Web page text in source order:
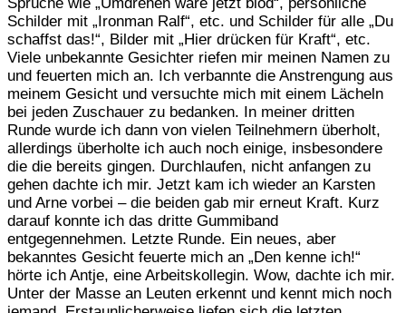
Schilder mit „Ironman Ralf“, etc. und Schilder für alle „Du
schaffst das!“, Bilder mit „Hier drücken für Kraft“, etc.
Viele unbekannte Gesichter riefen mir meinen Namen zu
und feuerten mich an. Ich verbannte die Anstrengung aus
meinem Gesicht und versuchte mich mit einem Lächeln
bei jeden Zuschauer zu bedanken. In meiner dritten
Runde wurde ich dann von vielen Teilnehmern überholt,
allerdings überholte ich auch noch einige, insbesondere
die die bereits gingen. Durchlaufen, nicht anfangen zu
gehen dachte ich mir. Jetzt kam ich wieder an Karsten
und Arne vorbei – die beiden gab mir erneut Kraft. Kurz
darauf konnte ich das dritte Gummiband
entgegennehmen. Letzte Runde. Ein neues, aber
bekanntes Gesicht feuerte mich an „Den kenne ich!“
hörte ich Antje, eine Arbeitskollegin. Wow, dachte ich mir.
Unter der Masse an Leuten erkennt und kennt mich noch